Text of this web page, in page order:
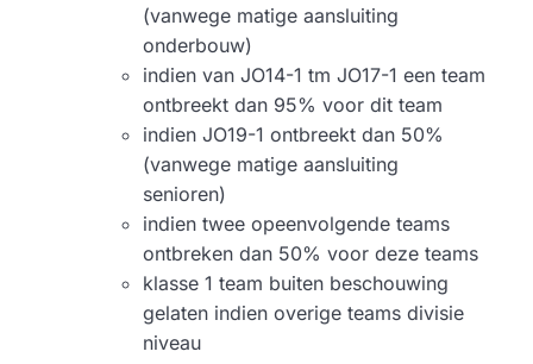
(vanwege matige aansluiting
onderbouw)
indien van JO14-1 tm JO17-1 een team
ontbreekt dan 95% voor dit team
indien JO19-1 ontbreekt dan 50%
(vanwege matige aansluiting
senioren)
indien twee opeenvolgende teams
ontbreken dan 50% voor deze teams
klasse 1 team buiten beschouwing
gelaten indien overige teams divisie
niveau